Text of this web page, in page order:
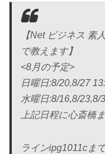
【Net ビジネス 素
で教えます】
<8月の予定>
日曜日:8/20,8/27
水曜日:8/16,8/23,8/
上記日程に心斎橋
ラインipg1011cま